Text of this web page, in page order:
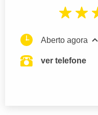
Aberto agora
ver telefone